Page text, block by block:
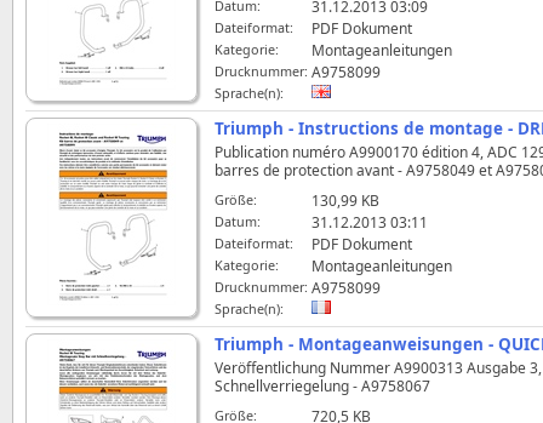
Datum: 31.12.2013 03:09
Dateiformat: PDF Dokument
Kategorie: Montageanleitungen
Drucknummer: A9758099
Sprache(n):
Triumph - Instructions de montage -
Publication numéro A9900170 édition 4, ADC
barres de protection avant - A9758049 et
Größe: 130,99 KB
Datum: 31.12.2013 03:11
Dateiformat: PDF Dokument
Kategorie: Montageanleitungen
Drucknummer: A9758099
Sprache(n):
Triumph - Montageanweisungen - QUICK
Veröffentlichung Nummer A9900313 Ausgabe
Schnellverriegelung - A9758067
Größe: 720,5 KB